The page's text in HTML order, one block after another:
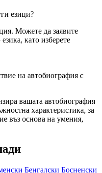
езици?
Можете да заявите
като изберете
на автобиография с
вашата автобиография
характеристика, за
въз основа на умения,
Бенгалски Босненски